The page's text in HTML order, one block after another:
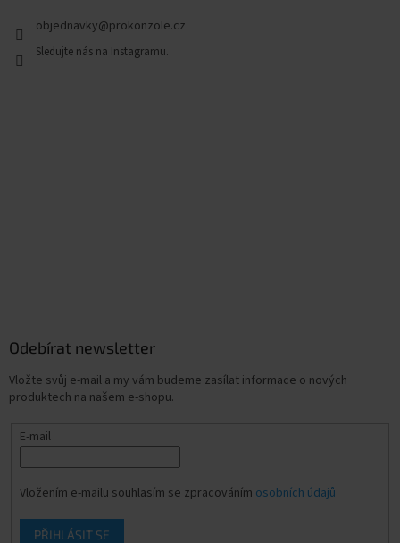
objednavky@prokonzole.cz
Odebírat newsletter
Vložte svůj e-mail a my vám budeme zasílat informace o nových
produktech na našem e-shopu.
E-mail
Vložením e-mailu souhlasím se zpracováním osobních údajů
PŘIHLÁSIT SE